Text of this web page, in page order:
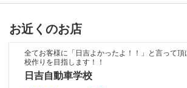
お近くのお店
全てお客様に「日吉よかったよ！！」と言って
校作りを目指します！！
日吉自動車学校